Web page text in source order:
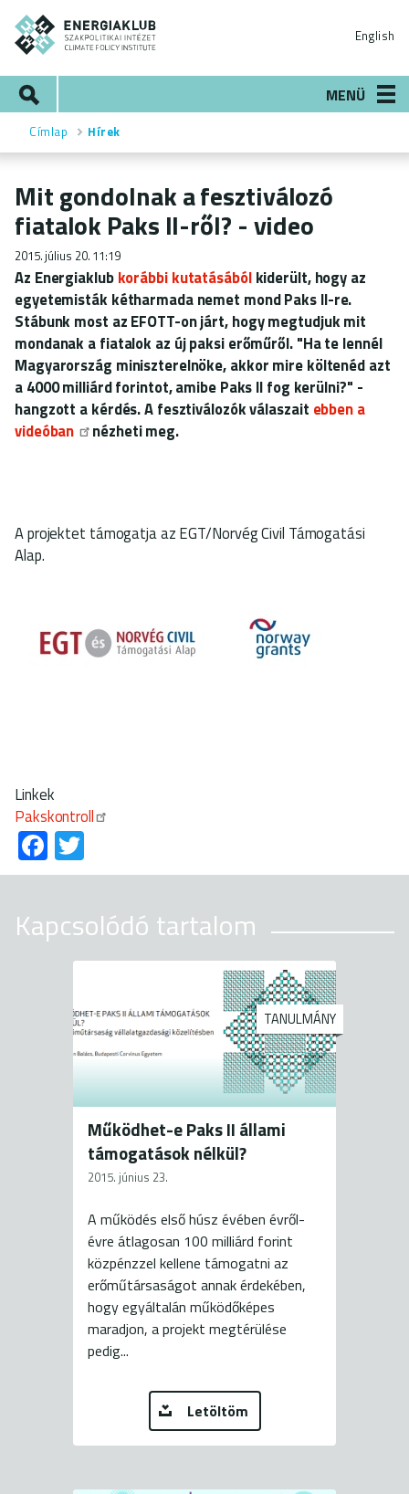
Ugrás
tartalomra
English
MENÜ
Morzsa
Címlap Hírek
Mit gondolnak a fesztiválozó
fiatalok Paks II-ről? - video
2015. július 20. 11:19
Az Energiaklub korábbi kutatásábólkiderült, hogy az
egyetemisták kétharmada nemet mond Paks II-re.
Stábunk most az EFOTT-on járt, hogy megtudjuk mit
mondanak a fiatalok az új paksi erőműről. "Ha te lennél
Magyarország miniszterelnöke, akkor mire költenéd azt
a 4000 milliárd forintot, amibe Paks II fog kerülni?" -
hangzott a kérdés. A fesztiválozók válaszait ebben a
videóban
nézheti meg.
A projektet támogatja az EGT/Norvég Civil Támogatási
Alap.
Linkek
Pakskontroll
Fa
ce
o
ok
wi
er
Kapcsolódó tartalom
TANULMÁNY
Működhet-e Paks II állami
támogatások nélkül?
2015. június 23.
A működés első húsz évében évről-
évre átlagosan 100 milliárd forint
közpénzzel kellene támogatni az
erőműtársaságot annak érdekében,
hogy egyáltalán működőképes
maradjon, a projekt megtérülése
pedig...
Letöltöm